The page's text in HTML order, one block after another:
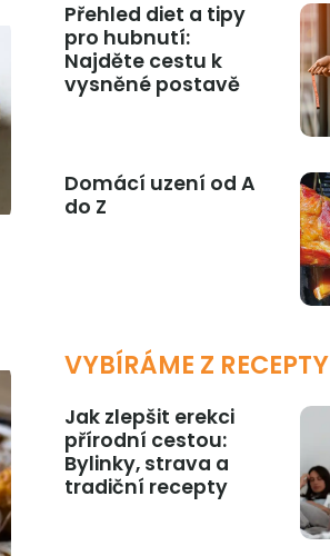
Přehled diet a tipy
pro hubnutí:
Najděte cestu k
vysněné postavě
Domácí uzení od A
do Z
VYBÍRÁME Z RECEPTY
Jak zlepšit erekci
přírodní cestou:
Bylinky, strava a
tradiční recepty